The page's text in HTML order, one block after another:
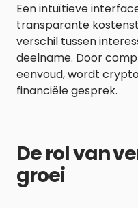
Een intuïtieve
transparante
verschil tussen
deelname. Door
eenvoud, wordt
financiële gesprek.
De rol van
groei